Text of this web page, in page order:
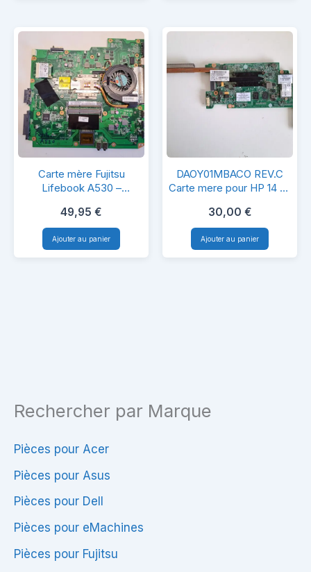
Rechercher par Marque
Pièces pour Acer
Pièces pour Asus
Pièces pour Dell
Pièces pour eMachines
Pièces pour Fujitsu
pour
Asus
K73/X73/R73
pour
Compaq
Presario
C700
Carte
mère
Fujitsu
Lifebook
A530
Carte mère Fujitsu
Lifebook A530 –
Intel i3 2,53GHz
49,95 €
Ajouter au panier
REV.C
Carte
mere
pour
DAOY01MBACO REV.C
Carte mere pour HP 14 G1
30,00 €
Ajouter au panier